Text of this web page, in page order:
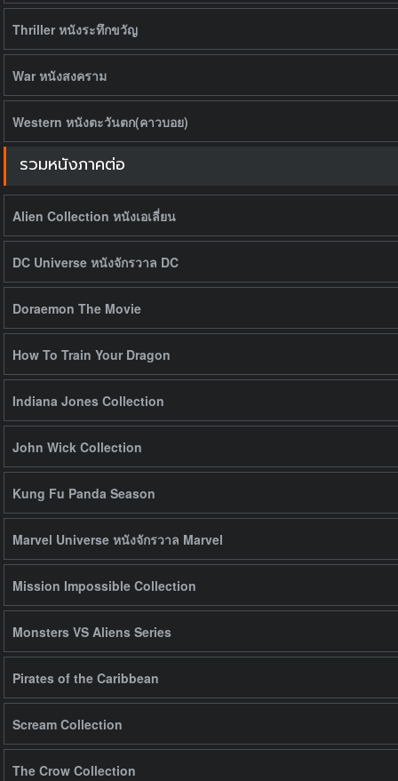
Thriller หนังระทึกขวัญ
War หนังสงคราม
Western หนังตะวันตก(คาวบอย)
รวมหนังภาคต่อ
Alien Collection หนังเอเลี่ยน
DC Universe หนังจักรวาล DC
Doraemon The Movie
How To Train Your Dragon
Indiana Jones Collection
John Wick Collection
Kung Fu Panda Season
Marvel Universe หนังจักรวาล Marvel
Mission Impossible Collection
Monsters VS Aliens Series
Pirates of the Caribbean
Scream Collection
The Crow Collection